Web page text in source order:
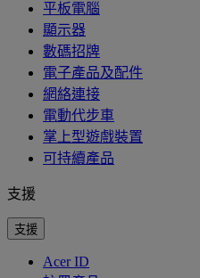
平板電腦
顯示器
數碼招牌
電子產品及配件
網絡連接
電動代步車
掌上型遊戲裝置
可持續產品
支援
支援
Acer ID